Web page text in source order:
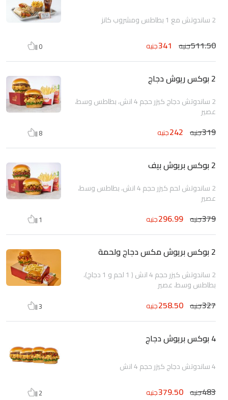
2 ساندوتش مع 1 بطاطس ومشروب كانز
511.50جنيه 341جنيه 0
2 بوكس ريوش دجاج
2 ساندوتش دجاج كيزر حجم 4 انش، بطاطس وسط،
عصير
319جنيه 242جنيه 8
2 بوكس بريوش بيف
2 ساندوتش لحم كيزر حجم 4 انش، بطاطس وسط،
عصير
379جنيه 296.99جنيه 1
2 بوكس بريوش مكس دجاج ولحمة
2 ساندوتش كيزر حجم 4 انش ( 1 لحم و 1 دجاج)،
بطاطس وسط، عصير
327جنيه 258.50جنيه 3
4 بوكس بريوش دجاج
4 ساندوتش دجاج كيزر حجم 4 انش
483جنيه 379.50جنيه 2